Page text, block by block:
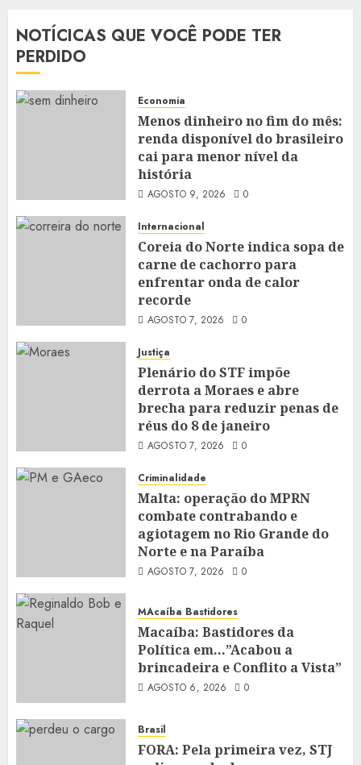
NOTÍCICAS QUE VOCÊ PODE TER
PERDIDO
Economia
Menos dinheiro no fim do mês:
renda disponível do brasileiro
cai para menor nível da
história
AGOSTO 9, 2026 0
Internacional
Coreia do Norte indica sopa de
carne de cachorro para
enfrentar onda de calor
recorde
AGOSTO 7, 2026 0
Justiça
Plenário do STF impõe
derrota a Moraes e abre
brecha para reduzir penas de
réus do 8 de janeiro
AGOSTO 7, 2026 0
Criminalidade
Malta: operação do MPRN
combate contrabando e
agiotagem no Rio Grande do
Norte e na Paraíba
AGOSTO 7, 2026 0
MAcaíba Bastidores
Macaíba: Bastidores da
Política em…”Acabou a
brincadeira e Conflito a Vista”
AGOSTO 6, 2026 0
Brasil
FORA: Pela primeira vez, STJ